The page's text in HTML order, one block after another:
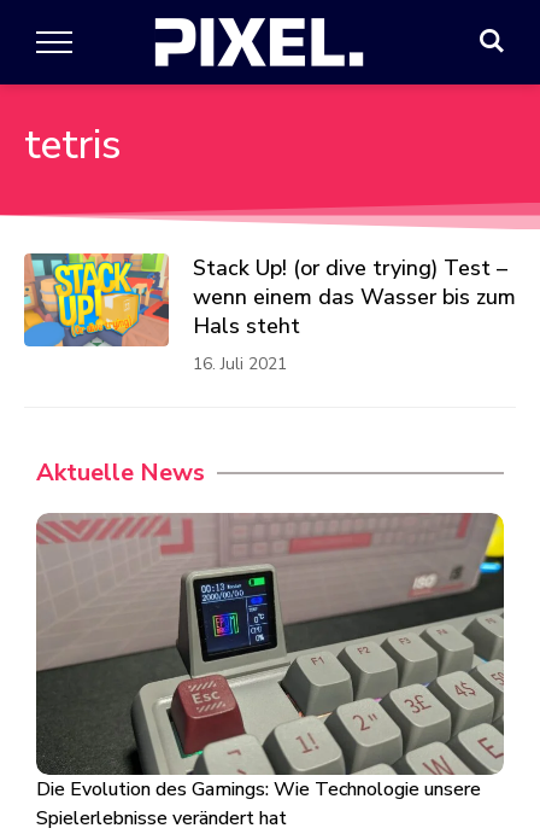
tetris
Stack Up! (or dive trying) Test –
wenn einem das Wasser bis zum
Hals steht
16. Juli 2021
Aktuelle News
Die Evolution des Gamings: Wie Technologie unsere
Spielerlebnisse verändert hat